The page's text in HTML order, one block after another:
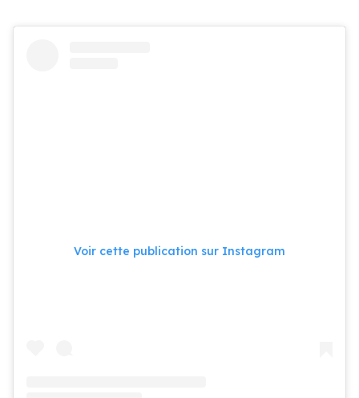
Voir cette publication sur Instagram